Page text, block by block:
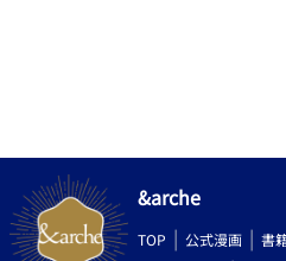
&arche
TOP 公式漫画 書